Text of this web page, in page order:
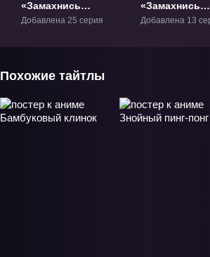
«Замахнись
сильнее» ТВ-1
Добавлена 25 серия
«Замахнись
сильнее:
Добавлена 13
Похожие тайтлы